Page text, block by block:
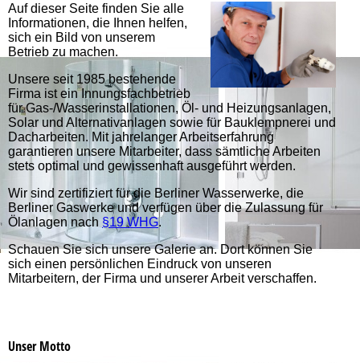
Auf dieser Seite finden Sie alle
Informationen, die Ihnen helfen,
sich ein Bild von unserem
Betrieb zu machen.
Unsere seit 1985 bestehende
Firma ist ein Innungsfachbetrieb
für Gas-/Wasserinstallationen, Öl- und Heizungsanlagen,
Solar und Alternativanlagen sowie für Bauklempnerei und
Dacharbeiten. Mit jahrelanger Arbeitserfahrung
garantieren unsere Mitarbeiter, dass sämtliche Arbeiten
stets optimal und gewissenhaft ausgeführt werden.
Wir sind zertifiziert für die Berliner Wasserwerke, die
Berliner Gaswerke und verfügen über die Zulassung für
Ölanlagen nach §19 WHG.
Schauen Sie sich unsere Galerie an. Dort können Sie
sich einen persönlichen Eindruck von unseren
Mitarbeitern, der Firma und unserer Arbeit verschaffen.
Unser Motto